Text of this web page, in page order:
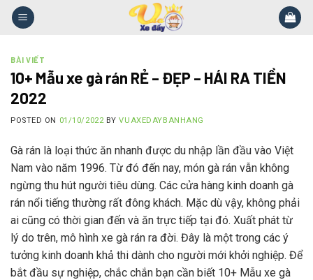
Skip
BÀI VIẾT
10+ Mẫu xe gà rán RẺ – ĐẸP – HÁI RA TIỀN
2022
POSTED ON 01/10/2022BYVUAXEDAYBANHANG
Gà rán là loại thức ăn nhanh được du nhập lần đầu vào Việt
Nam vào năm 1996. Từ đó đến nay, món gà rán vẫn không
ngừng thu hút người tiêu dùng. Các cửa hàng kinh doanh gà
rán nổi tiếng thường rất đông khách. Mặc dù vậy, không phải
ai cũng có thời gian đến và ăn trực tiếp tại đó. Xuất phát từ
lý do trên, mô hình xe gà rán ra đời. Đây là một trong các ý
tưởng kinh doanh khả thi dành cho người mới khởi nghiệp. Để
bắt đầu sự nghiệp, chắc chắn bạn cần biết 10+ Mẫu xe gà